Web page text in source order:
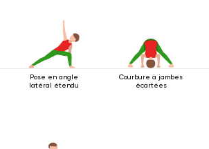
Pose en angle
latéral étendu
Courbure à jambes
écartées